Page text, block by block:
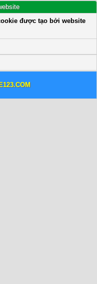
được tạo bởi website